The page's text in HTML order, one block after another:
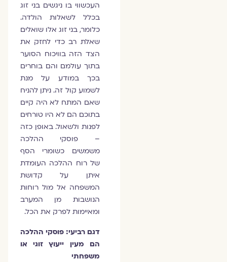
העכשווי בו ניגשים בני זוג
בכלל לשאלות הולדה.
כלומר, בני זוג אלו שואלים
שאלת רב כדי לחזק את
הצד הזה בוויכוח הסוער
בתוך עולמם והם בוחרים
בכך במודע על מנת
לשמוע קול זה. ניתן להניח
שאם המתח לא היה קיים
בתוכם הם לא היו טורחים
לפנות ולשאול. באופן כזה
– פוסקי ההלכה
משמשים כשומרי הסף
של רוח ההלכה העומדת
איתן על קדושת
המשפחה אל מול רוחות
הנושבות מן המערב
ומאיימות לפרק את הכל.
דגם רביעי: פוסקי ההלכה
הם מעין ייעוץ זוגי או
משפחתי